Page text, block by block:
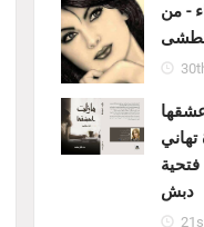
- من
عطشى
تهاني
فتحية
دبش